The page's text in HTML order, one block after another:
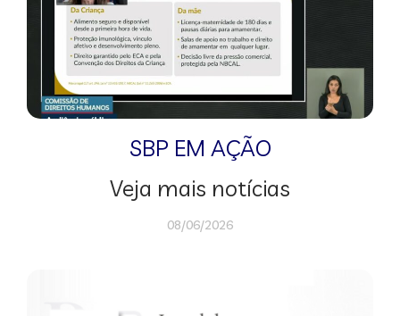
SBP EM AÇÃO
Veja mais notícias
08/06/2026